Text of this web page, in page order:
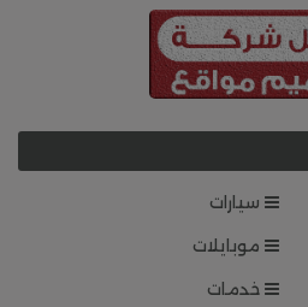
سيارات
موبايلات
خدمات